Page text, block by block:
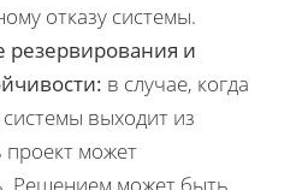
отказу системы.
резервирования и
в случае, когда
выходит из
проект может
Решением может быть